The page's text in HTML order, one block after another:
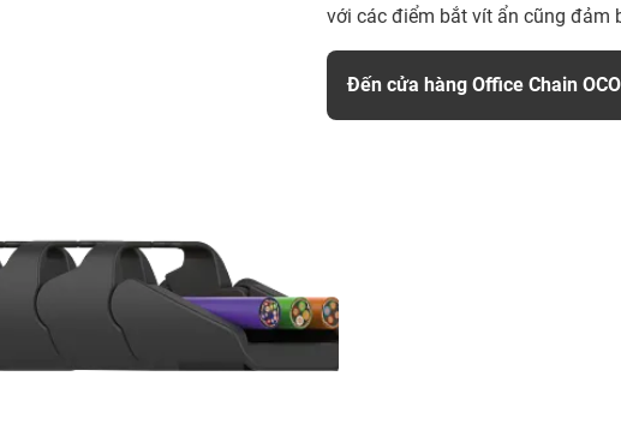
với các điểm bắt vít ẩn cũng đảm
Đến cửa hàng Office Chain OCO